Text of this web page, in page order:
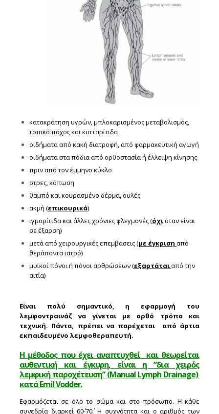
κατακράτηση υγρών, μπλοκαρισμένος μεταβολισμός,
τοπικό πάχος και κυτταρίτιδα
οιδήματα από κακή διατροφή, από φαρμακευτική αγωγή
οιδήματα στα πόδια από ορθοστασία ή έλλειψη κίνησης
πριν από τον έμμηνο κύκλο
στρες, κόπωση
θαμπό και κουρασμένο δέρμα, ουλές
ακμή (επικουρικά)
ιγμορίτιδα και άλλες χρόνιες φλεγμονές (όχιόταν είναι
σε έξαρση)
μετά από χειρουργικές επεμβάσεις (με έγκριση από
θεράποντα ιατρό)
μυϊκοί πόνοι ή πόνοι αρθρώσεων (εξαρτάταιαπό την
αιτία)
Είναι πολύ σημαντικό, η εφαρμογή του
λεμφοντραινάζ να γίνεται με ορθό τρόπο και
τεχνική. Πάντα, πρέπει να παρέχεται από άρτια
εκπαιδευμένο λεμφοθεραπευτή.
Η μέθοδος που έχει αναπτυχθεί και θεωρείται
αυθεντική και έγκυρη, είναι η “δια χειρός
λεμφική παροχέτευση” (ManualLymph Drainage)
κατάEmilVodder.
Εφαρμόζεται σε όλο το σώμα και στο πρόσωπο. Η κάθε
συνεδρία διαρκεί 60΄-70΄. Η συχνότητα και ο αριθμός των